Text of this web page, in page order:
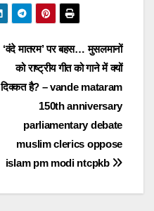
‘वंदे मातरम’ पर बहस… मुसलमानों
को राष्ट्रीय गीत को गाने में क्यों
दिक्कत है? – vande mataram
150th anniversary
parliamentary debate
muslim clerics oppose
islam pm modi ntcpkb